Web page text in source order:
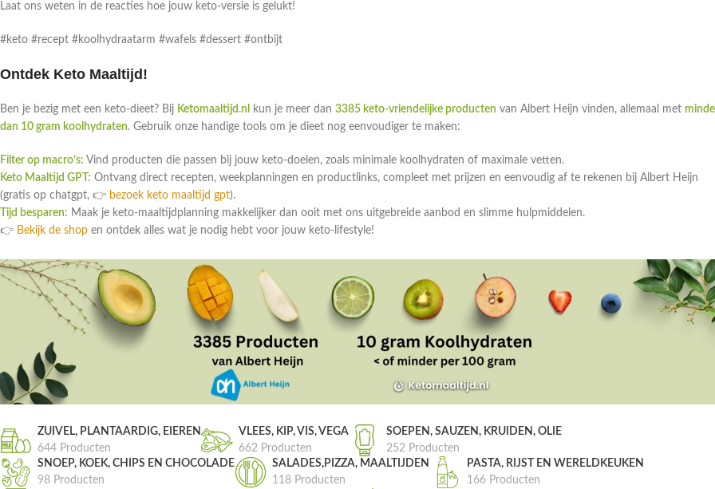
Laat ons weten in de reacties hoe jouw keto-versie is gelukt!
#keto #recept #koolhydraatarm #wafels #dessert #ontbijt
Ontdek Keto Maaltijd!
Ben je bezig met een keto-dieet? Bij Ketomaaltijd.nl kun je meer dan 3385 keto-vriendelijke producten van Albert Heijn vinden, allemaal met
dan 10 gram koolhydraten. Gebruik onze handige tools om je dieet nog eenvoudiger te maken:
Filter op macro’s: Vind producten die passen bij jouw keto-doelen, zoals minimale koolhydraten of maximale vetten.
Keto Maaltijd GPT: Ontvang direct recepten, weekplanningen en productlinks, compleet met prijzen en eenvoudig af te rekenen bij Albert Heijn
(gratis op chatgpt, 👉 bezoek keto maaltijd gpt).
Tijd besparen: Maak je keto-maaltijdplanning makkelijker dan ooit met ons uitgebreide aanbod en slimme hulpmiddelen.
👉 Bekijk de shop en ontdek alles wat je nodig hebt voor jouw keto-lifestyle!
ZUIVEL, PLANTAARDIG, EIEREN
644 Producten
VLEES, KIP, VIS, VEGA
662 Producten
SOEPEN, SAUZEN, KRUIDEN, OLIE
252 Producten
SNOEP, KOEK, CHIPS EN CHOCOLADE
98 Producten
SALADES,PIZZA, MAALTIJDEN
118 Producten
PASTA, RIJST EN WERELDKEUKEN
166 Producten